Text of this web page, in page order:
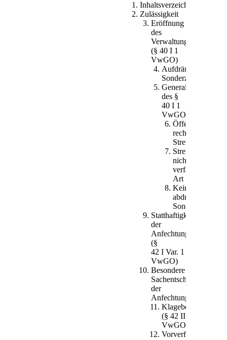
Inhaltsverzeichnis
Zulässigkeit
Eröffnung
des
Verwaltungsrechtswegs
(§ 40 I 1
VwGO)
Aufdrängende
Sonderzuweisung
Generalklausel
des §
40 I 1
VwGO
Öffentlich-
rechtliche
Streitigkeit
Streitigkeit
nicht-
Art
Keine
abdrängende
Statthaftigkeit
der
Anfechtungsklage
(§
42 I Var. 1
VwGO)
Besondere
der
Anfechtungsklage
Klagebefugnis
(§ 42 II
VwGO)
Vorverfahren